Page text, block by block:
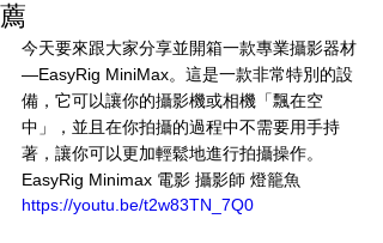
薦
今天要來跟大家分享並開箱一款專業攝影器材
—EasyRig MiniMax。這是一款非常特別的設
備，它可以讓你的攝影機或相機「飄在空
中」，並且在你拍攝的過程中不需要用手持
著，讓你可以更加輕鬆地進行拍攝操作。
EasyRig Minimax 電影 攝影師 燈籠魚
https://youtu.be/t2w83TN_7Q0